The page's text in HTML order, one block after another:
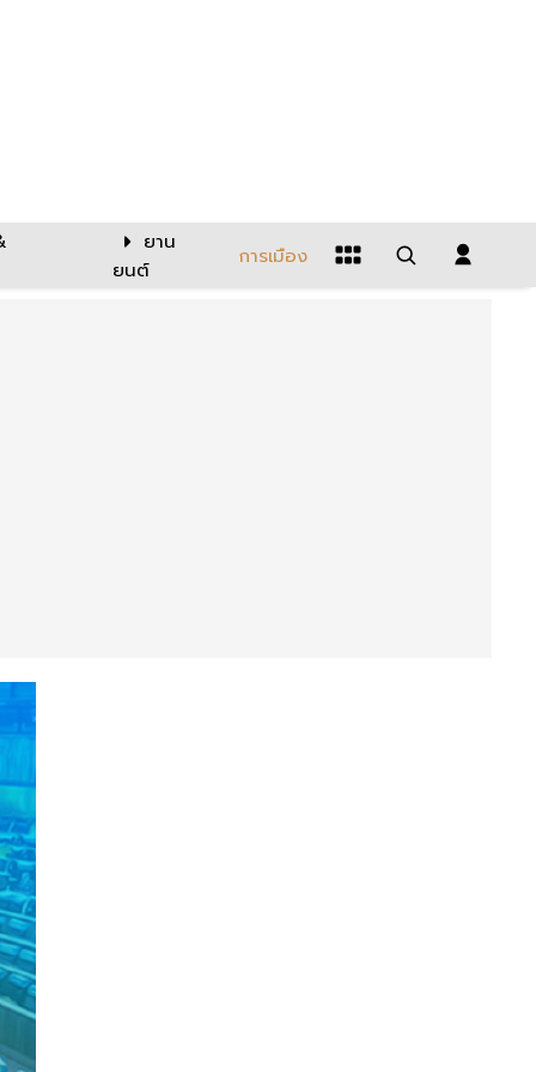
ยาน
ยนต์
การเมือง